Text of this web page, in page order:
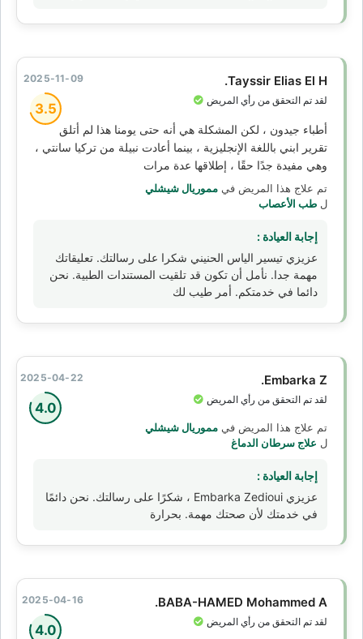
3.5
Tayssir Elias El H.
لقد تم التحقق من رأي المريض
2025-11-09
أطباء جيدون ، لكن المشكلة هي أنه حتى يومنا هذا لم أتلق
تقرير ابني باللغة الإنجليزية ، بينما أعادت نبيلة من تركيا سانتي ،
وهي مفيدة جدًا حقًا ، إطلاقها عدة مرات
تم علاج هذا المريض في مموريال شيشلي
ل طب الأعصاب
إجابة العيادة :
عزيزي تيسير الياس الحنيني شكرا على رسالتك. تعليقاتك
مهمة جدا. نأمل أن تكون قد تلقيت المستندات الطبية. نحن
دائما في خدمتكم. أمر طيب لك
4.0
Embarka Z.
لقد تم التحقق من رأي المريض
2025-04-22
تم علاج هذا المريض في مموريال شيشلي
ل علاج سرطان الدماغ
إجابة العيادة :
عزيزي Embarka Zedioui ، شكرًا على رسالتك. نحن دائمًا
في خدمتك لأن صحتك مهمة. بحرارة
4.0
BABA-HAMED Mohammed A.
لقد تم التحقق من رأي المريض
2025-04-16